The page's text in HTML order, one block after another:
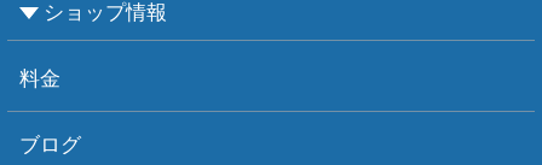
お知らせ
お天気情報
フォトグラフィ
ツアー情報
ショップ情報
ショップ情報
アクセス
ダイビングポイント
ショップボート「かもめ」
スタッフ紹介
宿泊施設
リンク集
お問い合わせ
料金
ブログ